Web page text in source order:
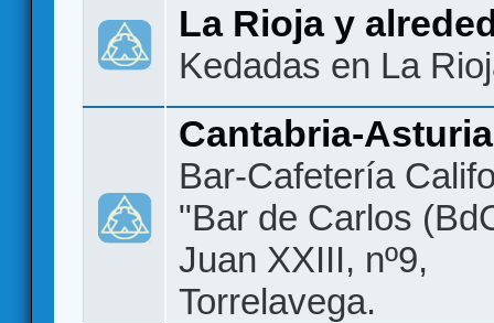
La Rioja y
Kedadas en La
Cantabria-
Bar-Cafetería
"Bar de Carlos
Juan XXIII, nº9,
Torrelavega.